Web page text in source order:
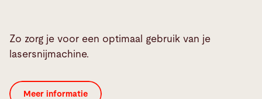
Zo zorg je voor een optimaal gebruik van je
lasersnijmachine.
Meer informatie